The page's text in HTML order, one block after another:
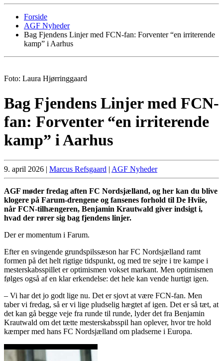
Forside
AGF Nyheder
Bag Fjendens Linjer med FCN-fan: Forventer “en irriterende
kamp” i Aarhus
Foto: Laura Hjørringgaard
Bag Fjendens Linjer med FCN-
fan: Forventer “en irriterende
kamp” i Aarhus
9. april 2026 | Marcus Refsgaard | AGF Nyheder
AGF møder fredag aften FC Nordsjælland, og her kan du blive
klogere på Farum-drengene og fansenes forhold til De Hviie,
når FCN-tilhængeren, Benjamin Krautwald giver indsigt i,
hvad der rører sig bag fjendens linjer.
Der er momentum i Farum.
Efter en svingende grundspilssæson har FC Nordsjælland ramt
formen på det helt rigtige tidspunkt, og med tre sejre i tre kampe i
mesterskabsspillet er optimismen vokset markant. Men optimismen
følges også af en klar erkendelse: det hele kan vende hurtigt igen.
– Vi har det jo godt lige nu. Det er sjovt at være FCN-fan. Men
taber vi fredag, så er vi lige pludselig hægtet af igen. Det er så tæt, at
det kan gå begge veje fra runde til runde, lyder det fra Benjamin
Krautwald om det tætte mesterskabsspil han oplever, hvor tre hold
kæmper med hans FC Nordsjælland om pladserne i Europa.